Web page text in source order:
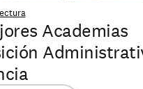
Academias